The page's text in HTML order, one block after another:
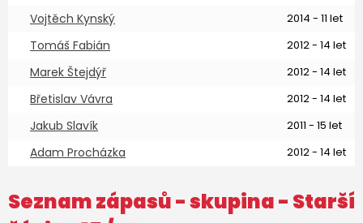
Vojtěch Kynský 2014 - 11 let
Tomáš Fabián 2012 - 14 let
Marek Štejdýř 2012 - 14 let
Břetislav Vávra 2012 - 14 let
Jakub Slavík 2011 - 15 let
Adam Procházka 2012 - 14 let
Seznam zápasů - skupina - Starší